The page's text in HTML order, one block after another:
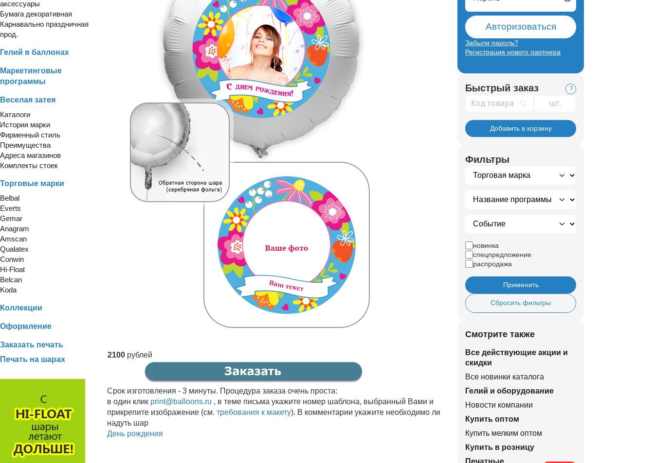
аксессуары
Бумага декоративная
Карнавально праздничная
прод.
Гелий в баллонах
Маркетинговые
программы
Веселая затея
Каталоги
История марки
Фирменный стиль
Преимущества
Адреса магазинов
Комплекты стоек
Торговые марки
Belbal
Everts
Gemar
Anagram
Amscan
Qualatex
Conwin
Hi-Float
Belcan
Koda
Коллекции
Оформление
Заказать печать
Печать на шарах
2100 рублей
Срок изготовления - 3 минуты. Процедура заказа очень проста:
в один клик print@balloons.ru , в теме письма укажите номер шаблона, выбранный Вами и
прикрепите изображение (см. требования к макету). В комментарии укажите необходимо ли
надуть шар
День рождения
Авторизоваться
Забыли пароль?
Регистрация нового партнера
Быстрый заказ ?
Код товара
Добавить в корзину
Фильтры
новинка
спецпредложение
распродажа
Применить
Сбросить фильтры
Смотрите также
Все действующие акции и
скидки
Все новинки каталога
Гелий и оборудование
Новости компании
Купить оптом
Купить мелким оптом
Купить в розницу
Печатные